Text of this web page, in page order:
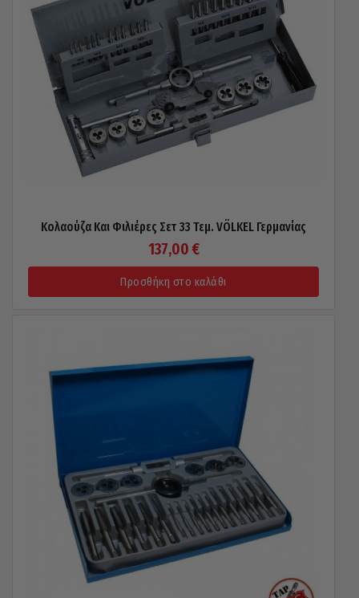
Κολαούζα Και Φιλιέρες Σετ 33 Τεμ. VÖLKEL Γερμανίας
137,00 €
Προσθήκη στο καλάθι